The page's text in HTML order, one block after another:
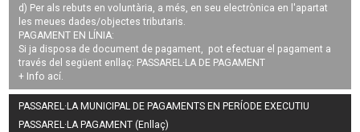
d) Per als rebuts en voluntària, a més, en seu electrònica en l'apartat
les meues dades/objectes tributaris.
PAGAMENT EN LÍNIA:
Si ja disposa de document de pagament, pot efectuar el pagament a
través del següent enllaç: PASSAREL·LA DE PAGAMENT
+ Info ací.
PASSAREL·LA MUNICIPAL DE PAGAMENTS EN PERÍODE EXECUTIU
PASSAREL·LA PAGAMENT (Enllaç)